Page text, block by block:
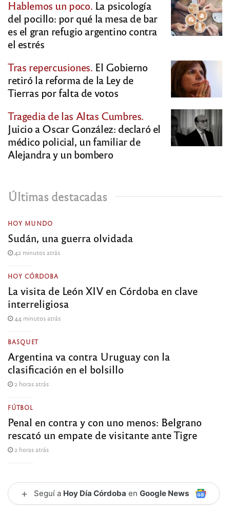
Hablemos un poco. La psicología
del pocillo: por qué la mesa de bar
es el gran refugio argentino contra
el estrés
Tras repercusiones. El Gobierno
retiró la reforma de la Ley de
Tierras por falta de votos
Tragedia de las Altas Cumbres.
Juicio a Oscar González: declaró el
médico policial, un familiar de
Alejandra y un bombero
Últimas destacadas
HOY MUNDO
Sudán, una guerra olvidada
42 minutos atrás
HOY CÓRDOBA
La visita de León XIV en Córdoba en clave
interreligiosa
44 minutos atrás
BASQUET
Argentina va contra Uruguay con la
clasificación en el bolsillo
2 horas atrás
FÚTBOL
Penal en contra y con uno menos: Belgrano
rescató un empate de visitante ante Tigre
2 horas atrás
+ Seguí a Hoy Día Córdoba en Google News